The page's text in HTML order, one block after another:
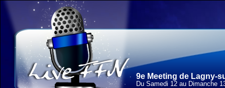
9e Meeting de Lagny-
Du Samedi 12 au Dimanche